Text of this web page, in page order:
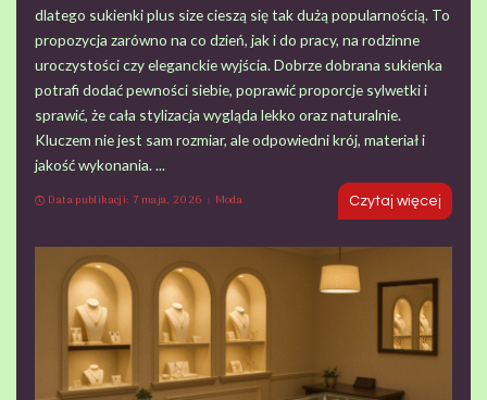
dlatego sukienki plus size cieszą się tak dużą popularnością. To
propozycja zarówno na co dzień, jak i do pracy, na rodzinne
uroczystości czy eleganckie wyjścia. Dobrze dobrana sukienka
potrafi dodać pewności siebie, poprawić proporcje sylwetki i
sprawić, że cała stylizacja wygląda lekko oraz naturalnie.
Kluczem nie jest sam rozmiar, ale odpowiedni krój, materiał i
jakość wykonania. ...
Data publikacji: 7 maja, 2026
Moda Czytaj więcej